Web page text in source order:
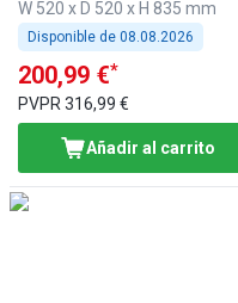
W 520 x D 520 x H 835 mm
Disponible de 08.08.2026
200,99 €*
PVPR 316,99 €
Añadir al carrito